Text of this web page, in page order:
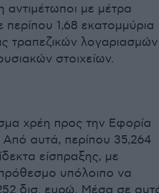
με μέτρα
1,68 εκατομμύρια
τραπεζικών λογαριασμών
στοιχείων.
χρέη προς την Εφορία
Από αυτά, περίπου 35,264
είσπραξης, με
υπόλοιπο να
δισ. ευρώ. Μέσα σε